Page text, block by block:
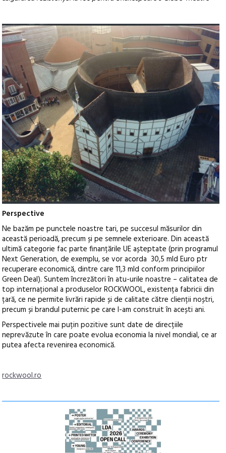
Perspective
Ne bazăm pe punctele noastre tari, pe succesul măsurilor din
această perioadă, precum și pe semnele exterioare. Din această
ultimă categorie fac parte finanțările UE așteptate (prin programul
Next Generation, de exemplu, se vor acorda 30,5 mld Euro ptr
recuperare economică, dintre care 11,3 mld conform principiilor
Green Deal). Suntem încrezători în atu-urile noastre – calitatea de
top internațional a produselor ROCKWOOL, existența fabricii din
țară, ce ne permite livrări rapide și de calitate către clienții noștri,
precum și brandul puternic pe care l-am construit în acești ani.
Perspectivele mai puțin pozitive sunt date de direcțiile
neprevăzute în care poate evolua economia la nivel mondial, ce ar
putea afecta revenirea economică.
rockwool.ro